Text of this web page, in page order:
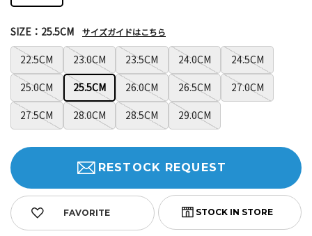
22.5CM 23.0CM 23.5CM 24.0CM
24.5CM
25.0CM
25.5CM 26.0CM 26.5CM
27.0CM
27.5CM
28.0CM 28.5CM 29.0CM
SIZE：25.5CM サイズガイドはこちら
FAVORITE
RESTOCK REQUEST